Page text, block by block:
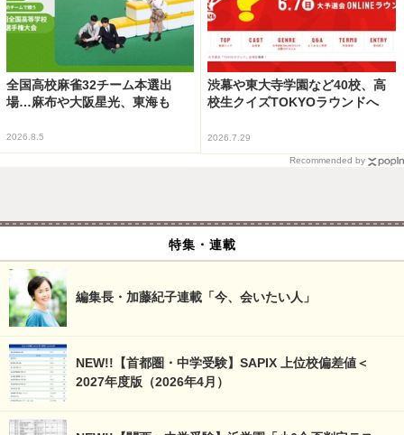
全国高校麻雀32チーム本選出
場…麻布や大阪星光、東海も
2026.8.5
渋幕や東大寺学園など40校、高
校生クイズTOKYOラウンドへ
2026.7.29
Recommended by
特集・連載
編集長・加藤紀子連載「今、会いたい人」
NEW!!【首都圏・中学受験】SAPIX 上位校偏差値＜
2027年度版（2026年4月）